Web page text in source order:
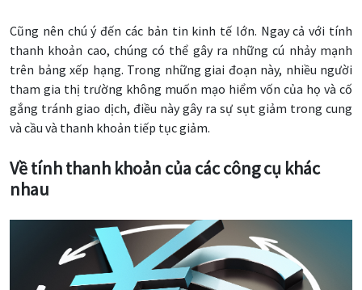
Cũng nên chú ý đến các bản tin kinh tế lớn. Ngay cả với tính
thanh khoản cao, chúng có thể gây ra những cú nhảy mạnh
trên bảng xếp hạng. Trong những giai đoạn này, nhiều người
tham gia thị trường không muốn mạo hiểm vốn của họ và cố
gắng tránh giao dịch, điều này gây ra sự sụt giảm trong cung
và cầu và thanh khoản tiếp tục giảm.
Về tính thanh khoản của các công cụ khác
nhau